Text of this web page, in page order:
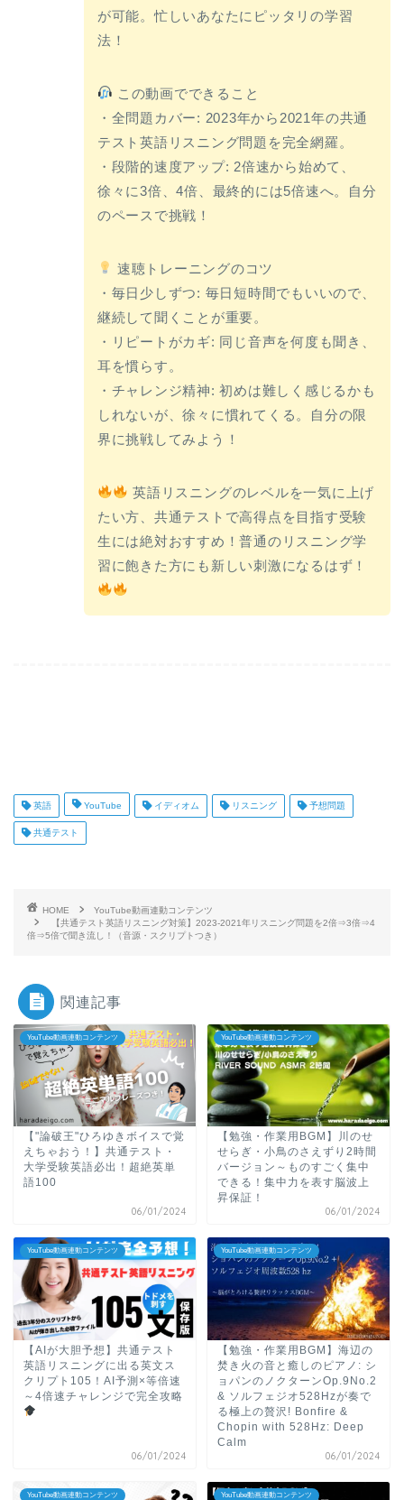
が可能。忙しいあなたにピッタリの学習
法！
この動画でできること
・全問題カバー: 2023年から2021年の共通
テスト英語リスニング問題を完全網羅。
・段階的速度アップ: 2倍速から始めて、
徐々に3倍、4倍、最終的には5倍速へ。自分
のペースで挑戦！
速聴トレーニングのコツ
・毎日少しずつ: 毎日短時間でもいいので、
継続して聞くことが重要。
・リピートがカギ: 同じ音声を何度も聞き、
耳を慣らす。
・チャレンジ精神: 初めは難しく感じるかも
しれないが、徐々に慣れてくる。自分の限
界に挑戦してみよう！
英語リスニングのレベルを一気に上げ
たい方、共通テストで高得点を目指す受験
生には絶対おすすめ！普通のリスニング学
習に飽きた方にも新しい刺激になるはず！
英語 YouTube イディオム リスニング 予想問題
共通テスト
HOME
YouTube動画連動コンテンツ
【共通テスト英語リスニング対策】2023-2021年リスニング問題を2倍⇒3倍⇒4
倍⇒5倍で聞き流し！（音源・スクリプトつき）
関連記事
YouTube動画連動コンテンツ
【"論破王"ひろゆきボイスで覚
えちゃおう！】共通テスト・
大学受験英語必出！超絶英単
語100
06/01/2024
YouTube動画連動コンテンツ
【勉強・作業用BGM】川のせ
せらぎ・小鳥のさえずり2時間
バージョン～ものすごく集中
できる！集中力を表す脳波上
昇保証！
06/01/2024
YouTube動画連動コンテンツ
【AIが大胆予想】共通テスト
英語リスニングに出る英文ス
クリプト105！AI予測×等倍速
～4倍速チャレンジで完全攻略
06/01/2024
YouTube動画連動コンテンツ
【勉強・作業用BGM】海辺の
焚き火の音と癒しのピアノ: シ
ョパンのノクターンOp.9No.2
& ソルフェジオ528Hzが奏で
る極上の贅沢! Bonfire &
Chopin with 528Hz: Deep
Calm
06/01/2024
YouTube動画連動コンテンツ YouTube動画連動コンテンツ